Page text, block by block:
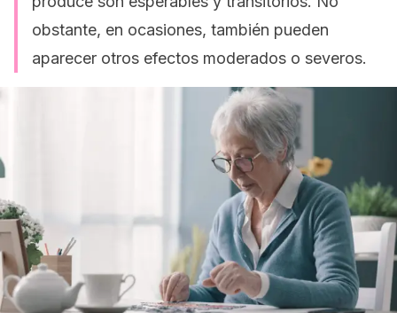
obstante, en ocasiones, también pueden
aparecer otros efectos moderados o severos.